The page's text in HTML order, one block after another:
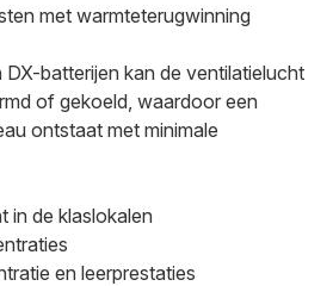
met warmteterugwinning
batterijen kan de ventilatielucht
of gekoeld, waardoor een
ontstaat met minimale
in de klaslokalen
en leerprestaties